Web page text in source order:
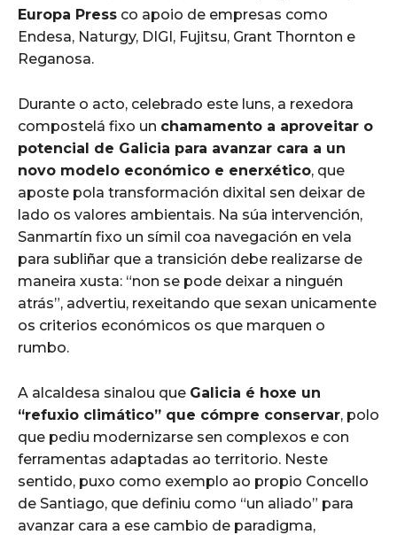
Europa Press co apoio de empresas como
Endesa, Naturgy, DIGI, Fujitsu, Grant Thornton e
Reganosa.
Durante o acto, celebrado este luns, a rexedora
compostelá fixo un chamamento a aproveitar o
potencial de Galicia para avanzar cara a un
novo modelo económico e enerxético, que
aposte pola transformación dixital sen deixar de
lado os valores ambientais. Na súa intervención,
Sanmartín fixo un símil coa navegación en vela
para subliñar que a transición debe realizarse de
maneira xusta: “non se pode deixar a ninguén
atrás”, advertiu, rexeitando que sexan unicamente
os criterios económicos os que marquen o
rumbo.
A alcaldesa sinalou que Galicia é hoxe un
“refuxio climático” que cómpre conservar, polo
que pediu modernizarse sen complexos e con
ferramentas adaptadas ao territorio. Neste
sentido, puxo como exemplo ao propio Concello
de Santiago, que definiu como “un aliado” para
avanzar cara a ese cambio de paradigma,